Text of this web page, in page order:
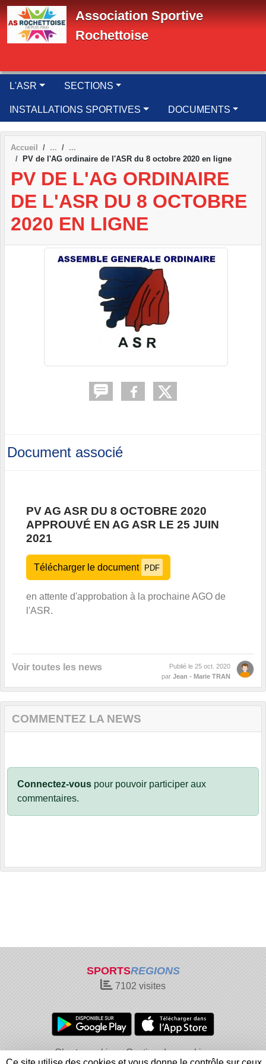
Association Sportive
Rochettoise
L'ASR SECTIONS
INSTALLATIONS SPORTIVES DOCUMENTS
Accueil
PV de l'AG ordinaire de l'ASR du 8 octobre 2020 en ligne
PV DE L'AG ORDINAIRE
DE L'ASR DU 8 OCTOBRE
2020 EN LIGNE
Document associé
PV AG ASR DU 8 OCTOBRE 2020
APPROUVÉ EN AG ASR LE 25 JUIN
2021
Télécharger le document PDF
en attente d'approbation à la prochaine AGO de
l'ASR.
Voir toutes les news Publié le 25 oct. 2020
par Jean - Marie TRAN
COMMENTEZ LA NEWS
Connectez-vous pour pouvoir participer aux
commentaires.
SPORTSREGIONS
7102 visites
Charte cookies
Gestion des cookies
Panneau de gestion des cookies